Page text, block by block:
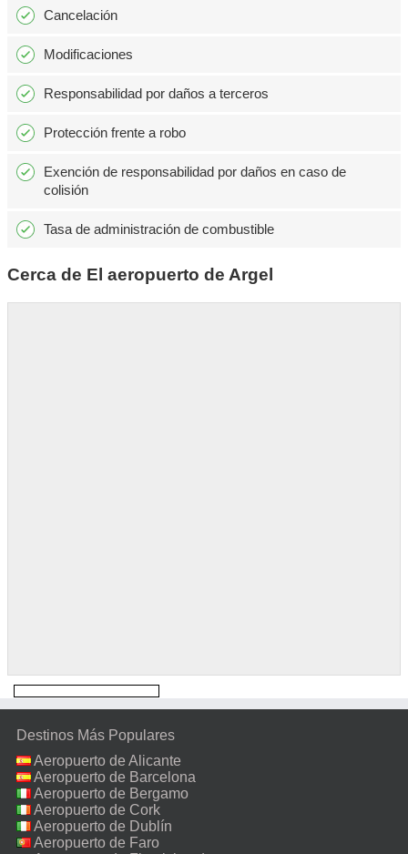
Cancelación
Modificaciones
Responsabilidad por daños a terceros
Protección frente a robo
Exención de responsabilidad por daños en caso de
colisión
Tasa de administración de combustible
Cerca de El aeropuerto de Argel
Destinos Más Populares
Aeropuerto de Alicante
Aeropuerto de Barcelona
Aeropuerto de Bergamo
Aeropuerto de Cork
Aeropuerto de Dublín
Aeropuerto de Faro